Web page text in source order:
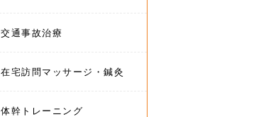
交通事故治療
在宅訪問マッサージ・鍼灸
体幹トレーニング